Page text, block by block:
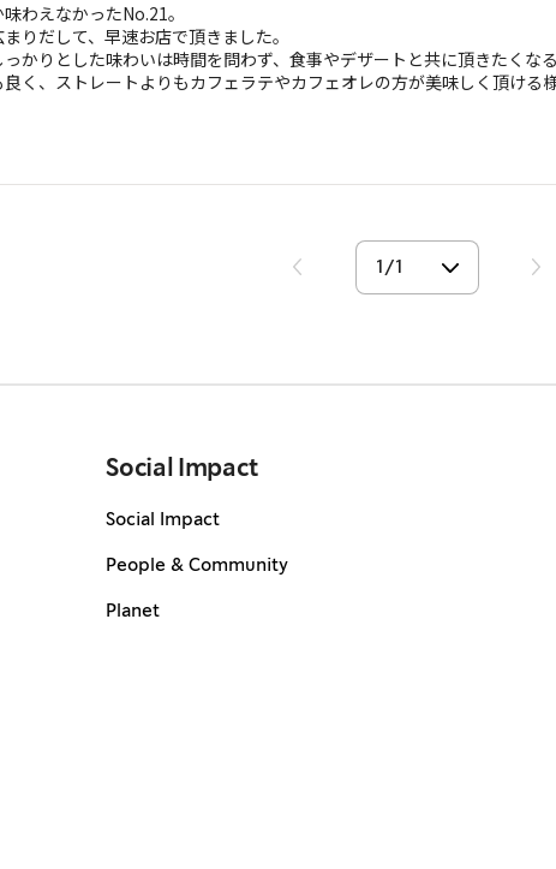
わえなかったNo.21。
りだして、早速お店で頂きました。
かりとした味わいは時間を問わず、食事やデザートと共に頂きたくなる
く、ストレートよりもカフェラテやカフェオレの方が美味しく頂ける
Social Impact
Social Impact
People & Community
Planet